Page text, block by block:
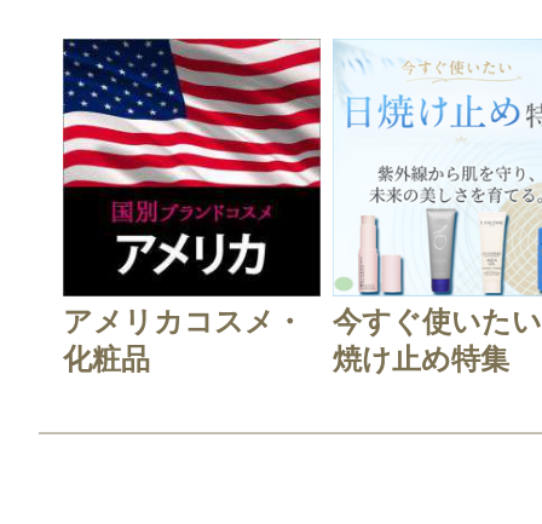
アメリカコスメ・
化粧品
今すぐ使いた
焼け止め特集